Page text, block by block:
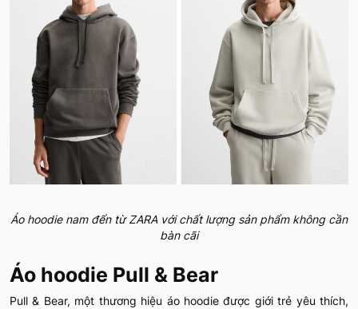
Áo hoodie nam đến từ ZARA với chất lượng sản phẩm không cần
bàn cãi
Áo hoodie Pull & Bear
Pull & Bear, một thương hiệu áo hoodie được giới trẻ yêu thích,